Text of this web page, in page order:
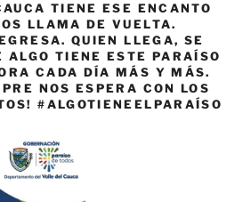
TIENE ESE ENCANTO
LLAMA DE VUELTA.
QUIEN LLEGA, SE
ALGO TIENE ESTE PARAÍSO
CADA DÍA MÁS Y MÁS.
NOS ESPERA CON LOS
#ALGOTIENEELPARAÍSO